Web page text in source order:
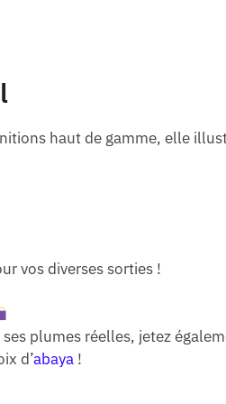
haut de gamme, elle
vos diverses sorties !
ses plumes réelles, jetez
d’abaya!